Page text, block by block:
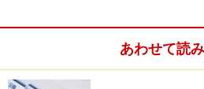
変更します。
サービス内容が増え、利便性が
あわせて読